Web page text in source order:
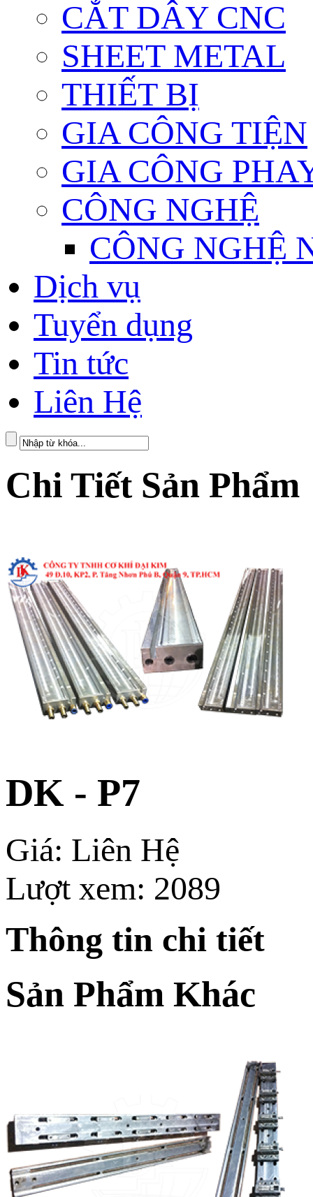
CẮT DÂY CNC
SHEET METAL
THIẾT BỊ
GIA CÔNG TIỆN
GIA CÔNG
CÔNG NGHỆ
CÔNG NGHỆ
Dịch vụ
Tuyển dụng
Tin tức
Liên Hệ
Chi Tiết Sản Phẩm
DK - P7
Giá: Liên Hệ
Lượt xem: 2089
Thông tin chi tiết
Sản Phẩm Khác